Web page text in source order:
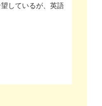
しているが、英語